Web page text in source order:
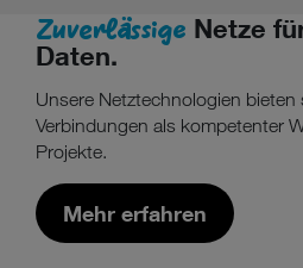
Zuverlässige Netze
Daten.
Unsere Netztechnologien bieten
Verbindungen als kompetenter
Projekte.
Mehr erfahren